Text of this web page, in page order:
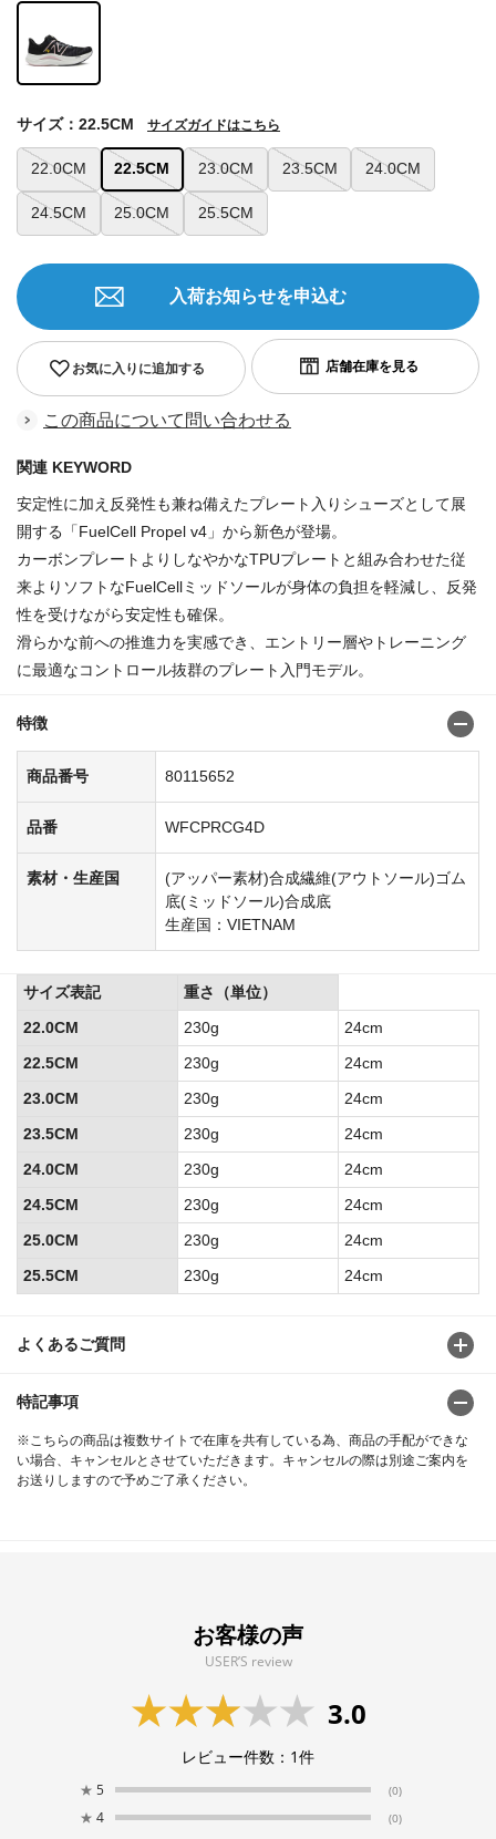
22.0CM 22.5CM 23.0CM 23.5CM 24.0CM
24.5CM 25.0CM 25.5CM
サイズ：22.5CM サイズガイドはこちら
お気に入りに追加する
入荷お知らせを申込む
この商品について問い合わせる
関連 KEYWORD
安定性に加え反発性も兼ね備えたプレート入りシューズとして展
開する「FuelCell Propel v4」から新色が登場。
カーボンプレートよりしなやかなTPUプレートと組み合わせた従
来よりソフトなFuelCellミッドソールが身体の負担を軽減し、反発
性を受けながら安定性も確保。
滑らかな前への推進力を実感でき、エントリー層やトレーニング
に最適なコントロール抜群のプレート入門モデル。
特徴
商品番号 80115652
品番 WFCPRCG4D
素材・生産国
(アッパー素材)合成繊維(アウトソール)ゴム
底(ミッドソール)合成底
生産国：VIETNAM
よくあるご質問
特記事項
※こちらの商品は複数サイトで在庫を共有している為、商品の手配ができな
い場合、キャンセルとさせていただきます。キャンセルの際は別途ご案内を
お送りしますので予めご了承ください。
サイズ表記
重さ（単位）
22.0CM
230g
24cm
22.5CM
230g
24cm
23.0CM
230g
24cm
23.5CM
230g
24cm
24.0CM
230g
24cm
24.5CM
230g
24cm
25.0CM
230g
24cm
25.5CM
230g 24cm
お客様の声
USER’S review
3.0
レビュー件数： 1件
★ 5 (0)
★ 4 (0)